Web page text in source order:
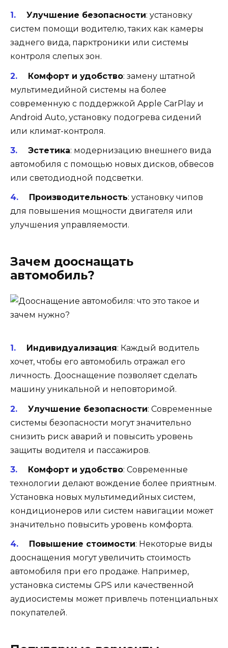
Улучшение безопасности: установку
систем помощи водителю, таких как камеры
заднего вида, парктроники или системы
контроля слепых зон.
Комфорт и удобство: замену штатной
мультимедийной системы на более
современную с поддержкой Apple CarPlay и
Android Auto, установку подогрева сидений
или климат-контроля.
Эстетика: модернизацию внешнего вида
автомобиля с помощью новых дисков, обвесов
или светодиодной подсветки.
Производительность: установку чипов
для повышения мощности двигателя или
улучшения управляемости.
Зачем дооснащать
автомобиль?
Индивидуализация: Каждый водитель
хочет, чтобы его автомобиль отражал его
личность. Дооснащение позволяет сделать
машину уникальной и неповторимой.
Улучшение безопасности: Современные
системы безопасности могут значительно
снизить риск аварий и повысить уровень
защиты водителя и пассажиров.
Комфорт и удобство: Современные
технологии делают вождение более приятным.
Установка новых мультимедийных систем,
кондиционеров или систем навигации может
значительно повысить уровень комфорта.
Повышение стоимости: Некоторые виды
дооснащения могут увеличить стоимость
автомобиля при его продаже. Например,
установка системы GPS или качественной
аудиосистемы может привлечь потенциальных
покупателей.